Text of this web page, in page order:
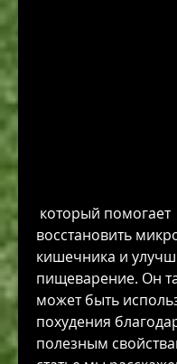
восстановить
кишечника и
пищеварение. Он
может быть
похудения
полезным